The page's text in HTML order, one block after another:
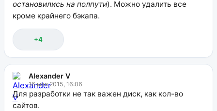
остановились на полпути). Можно удалить все
кроме крайнего бэкапа.
+4
Alexander V
16 мая 2015, 16:06
Для разработки не так важен диск, как кол-во
сайтов.